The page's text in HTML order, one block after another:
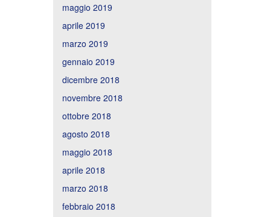
maggio 2019
aprile 2019
marzo 2019
gennaio 2019
dicembre 2018
novembre 2018
ottobre 2018
agosto 2018
maggio 2018
aprile 2018
marzo 2018
febbraio 2018